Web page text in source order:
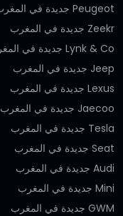
Peugeot جديدة في المغرب
Zeekr جديدة في المغرب
Lynk & Co جديدة في المغرب
Jeep جديدة في المغرب
Lexus جديدة في المغرب
Jaecoo جديدة في المغرب
Tesla جديدة في المغرب
Seat جديدة في المغرب
Audi جديدة في المغرب
Mini جديدة في المغرب
GWM جديدة في المغرب